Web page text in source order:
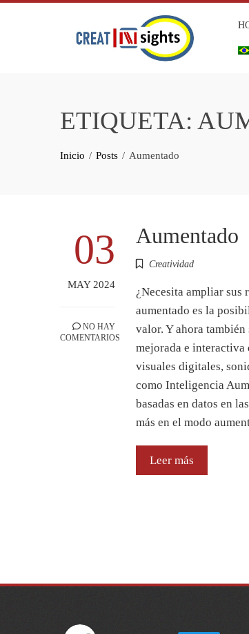
ETIQUETA:
Inicio Posts Aumentado
03
MAY 2024
NO HAY
COMENTARIOS
Aumentado
Creatividad
¿Necesita ampliar sus
aumentado es la
valor. Y ahora
mejorada e interactiva
visuales digitales,
como Inteligencia
basadas en datos en
más en el modo
Leer más